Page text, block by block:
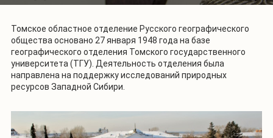
Томское областное отделение Русского географического
общества основано 27 января 1948 года на базе
географического отделения Томского государственного
университета (ТГУ). Деятельность отделения была
направлена на поддержку исследований природных
ресурсов Западной Сибири.